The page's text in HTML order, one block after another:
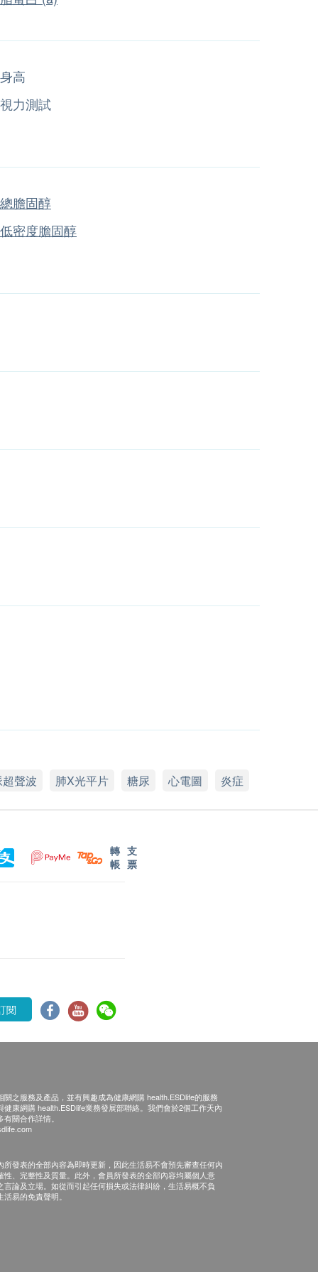
身高
視力測試
總膽固醇
低密度膽固醇
聲波 肺X光平片 糖尿 心電圖 炎症
轉
帳
支
票
閱
關之服務及產品，並有興趣成為健康網購 health.ESDlife的服務
健康網購 health.ESDlife業務發展部聯絡。我們會於2個工作天內
關合作詳情。
所發表的全部內容為即時更新，因此生活易不會預先審查任何內
性、完整性及質量。此外，會員所發表的全部內容均屬個人意
言論及立場。如從而引起任何損失或法律糾紛，生活易概不負
易的免責聲明。